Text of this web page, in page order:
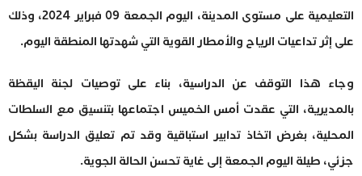
التعليمية على مستوى المدينة، اليوم الجمعة 09 فبراير 2024، وذلك
على إثر تداعيات الرياح والأمطار القوية التي شهدتها المنطقة اليوم.
وجاء هذا التوقف عن الدراسية، بناء على توصيات لجنة اليقظة
بالمديرية، التي عقدت أمس الخميس اجتماعها بتنسيق مع السلطات
المحلية، بغرض اتخاذ تدابير استباقية وقد تم تعليق الدراسة بشكل
جزئي، طيلة اليوم الجمعة إلى غاية تحسن الحالة الجوية.